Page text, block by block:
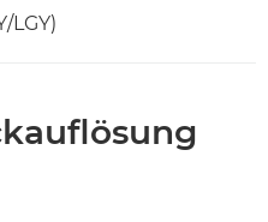
LGY)